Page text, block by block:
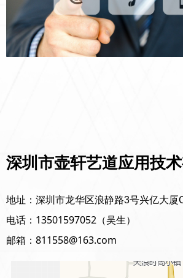
深圳市壶轩艺道应用技
地址：深圳市龙华区浪静路3号兴亿大厦
电话： 13501597052（吴生）
邮箱：811558@163.com